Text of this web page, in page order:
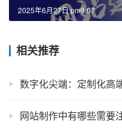
2025年6月27日 pm9:07
相关推荐
数字化尖端：定制化高
网站制作中有哪些需要